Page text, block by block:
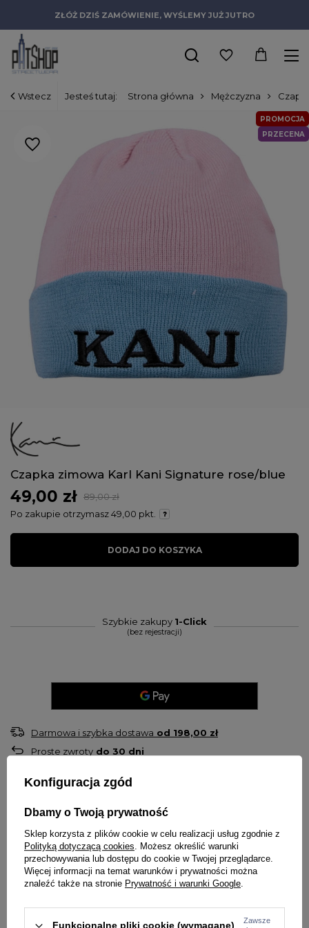
ZŁÓŻ DZIŚ ZAMÓWIENIE, WYŚLEMY JUŻ JUTRO
Wstecz Jesteś tutaj: Strona główna Mężczyzna Czapki
PROMOCJA
PRZECENA
Czapka zimowa Karl Kani Signature rose/blue
49,00 zł
89,00 zł
Po zakupie otrzymasz49,00 pkt.
DODAJ DO KOSZYKA
Szybkie zakupy 1-Click
(bez rejestracji)
Darmowa i szybka dostawa od 198,00 zł
Proste zwroty do 30 dni
Bezpieczne zakupy
Czapka zimowa wywijana marki Karl Kani
Haft Kani na froncie
Materiał 100% akryl
SZCZEGÓŁY PRODUKTU
Konfiguracja zgód
Dbamy o Twoją prywatność
Sklep korzysta z plików cookie w celu realizacji usług zgodnie z
Polityką dotyczącą cookies. Możesz określić warunki
przechowywania lub dostępu do cookie w Twojej przeglądarce.
Więcej informacji na temat warunków i prywatności można
znaleźć także na stronie Prywatność i warunki Google.
Funkcjonalne pliki cookie (wymagane)
Zawsze